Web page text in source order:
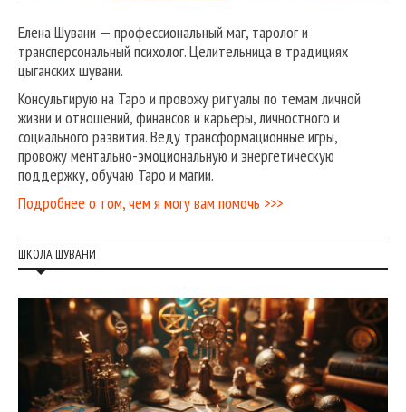
Елена Шувани — профессиональный маг, таролог и
трансперсональный психолог. Целительница в традициях
цыганских шувани.
Консультирую на Таро и провожу ритуалы по темам личной
жизни и отношений, финансов и карьеры, личностного и
социального развития. Веду трансформационные игры,
провожу ментально-эмоциональную и энергетическую
поддержку, обучаю Таро и магии.
Подробнее о том, чем я могу вам помочь >>>
ШКОЛА ШУВАНИ